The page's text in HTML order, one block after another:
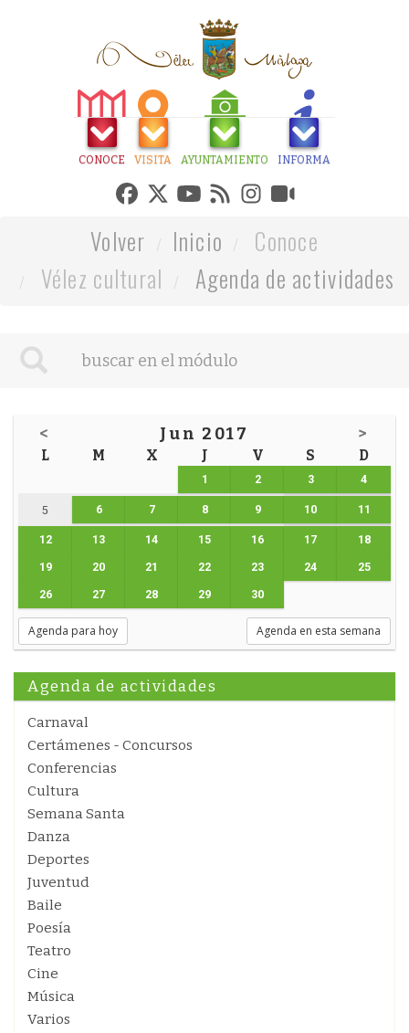
CONOCE VISITA AYUNTAMIENTO INFORMA
Volver Inicio
Conoce
Vélez cultural
Agenda de actividades
< Jun 2017 >
L M X J V S D
1 2 3 4
5 6 7 8 9 10 11
12 13 14 15 16 17 18
19 20 21 22 23 24 25
26 27 28 29 30
Agenda para hoy Agenda en esta semana
Agenda de actividades
Carnaval
Certámenes - Concursos
Conferencias
Cultura
Semana Santa
Danza
Deportes
Juventud
Baile
Poesía
Teatro
Cine
Música
Varios